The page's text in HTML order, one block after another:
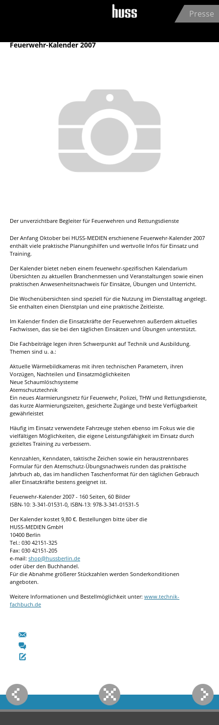
Jump to navigation
Presse
Feuerwehr-Kalender 2007
Der unverzichtbare Begleiter für Feuerwehren und Rettungsdienste
Der Anfang Oktober bei HUSS-MEDIEN erschienene Feuerwehr-Kalender 2007
enthält viele praktische Planungshilfen und wertvolle Infos für Einsatz und
Training.
Der Kalender bietet neben einem feuerwehr-spezifischen Kalendarium
Übersichten zu aktuellen Branchenmessen und Veranstaltungen sowie einen
praktischen Anwesenheitsnachweis für Einsätze, Übungen und Unterricht.
Die Wochenübersichten sind speziell für die Nutzung im Dienstalltag angelegt.
Sie enthalten einen Dienstplan und eine praktische Zeitleiste.
Im Kalender finden die Einsatzkräfte der Feuerwehren außerdem aktuelles
Fachwissen, das sie bei den täglichen Einsätzen und Übungen unterstützt.
Die Fachbeiträge legen ihren Schwerpunkt auf Technik und Ausbildung.
Themen sind u. a.:
Aktuelle Wärmebildkameras mit ihren technischen Parametern, ihren
Vorzügen, Nachteilen und Einsatzmöglichkeiten
Neue Schaumlöschsysteme
Atemschutztechnik
Ein neues Alarmierungsnetz für Feuerwehr, Polizei, THW und Rettungsdienste,
das kurze Alarmierungszeiten, gesicherte Zugänge und beste Verfügbarkeit
gewährleistet
Häufig im Einsatz verwendete Fahrzeuge stehen ebenso im Fokus wie die
vielfältigen Möglichkeiten, die eigene Leistungsfähigkeit im Einsatz durch
gezieltes Training zu verbessern.
Kennzahlen, Kenndaten, taktische Zeichen sowie ein heraustrennbares
Formular für den Atemschutz-Übungsnachweis runden das praktische
Jahrbuch ab, das im handlichen Taschenformat für den täglichen Gebrauch
aller Einsatzkräfte bestens geeignet ist.
Feuerwehr-Kalender 2007 - 160 Seiten, 60 Bilder
ISBN-10: 3-341-01531-0, ISBN-13: 978-3-341-01531-5
Der Kalender kostet 9,80 €. Bestellungen bitte über die
HUSS-MEDIEN GmbH
10400 Berlin
Tel.: 030 42151-325
Fax: 030 42151-205
e-mail: shop@hussberlin.de
oder über den Buchhandel.
Für die Abnahme größerer Stückzahlen werden Sonderkonditionen
angeboten.
Weitere Informationen und Bestellmöglichkeit unter: www.technik-
fachbuch.de